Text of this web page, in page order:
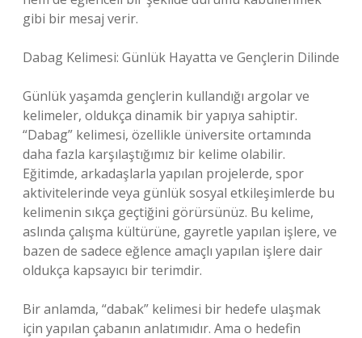
gibi bir mesaj verir.
Dabag Kelimesi: Günlük Hayatta ve Gençlerin Dilinde
Günlük yaşamda gençlerin kullandığı argolar ve
kelimeler, oldukça dinamik bir yapıya sahiptir.
“Dabag” kelimesi, özellikle üniversite ortamında
daha fazla karşılaştığımız bir kelime olabilir.
Eğitimde, arkadaşlarla yapılan projelerde, spor
aktivitelerinde veya günlük sosyal etkileşimlerde bu
kelimenin sıkça geçtiğini görürsünüz. Bu kelime,
aslında çalışma kültürüne, gayretle yapılan işlere, ve
bazen de sadece eğlence amaçlı yapılan işlere dair
oldukça kapsayıcı bir terimdir.
Bir anlamda, “dabak” kelimesi bir hedefe ulaşmak
için yapılan çabanın anlatımıdır. Ama o hedefin